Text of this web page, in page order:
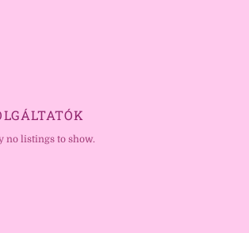
no listings to show.